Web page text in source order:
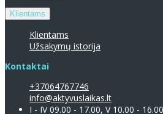
Klientams
Klientams
Užsakymų istorija
Kontaktai
+37064767746
info@aktyvuslaikas.lt
I - IV 09.00 - 17.00, V 10.00 - 16.00